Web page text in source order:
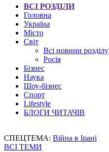
ВСІ РОЗДІЛИ
Головна
Україна
Місто
Світ
Всі новини розділу
Росія
Бізнес
Наука
Шоу-бізнес
Спорт
Lifestyle
БЛОГИ ЧИТАЧІВ
СПЕЦТЕМА: Війна в Ірані
ВСІ ТЕМИ